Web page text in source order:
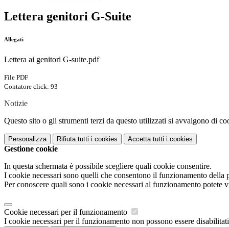
Lettera genitori G-Suite
Allegati
Lettera ai genitori G-suite.pdf
File PDF
Contatore click: 93
Notizie
Questo sito o gli strumenti terzi da questo utilizzati si avvalgono di
Personalizza Rifiuta tutti i cookies Accetta tutti i cookies
Gestione cookie
In questa schermata è possibile scegliere quali cookie consentire.
I cookie necessari sono quelli che consentono il funzionamento
Per conoscere quali sono i cookie necessari al funzionamento potete
Cookie necessari per il funzionamento
I cookie necessari per il funzionamento non possono essere